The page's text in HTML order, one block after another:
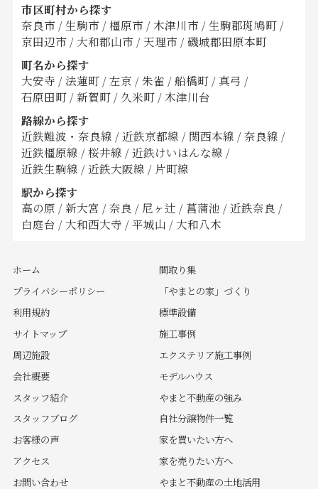
市区町村から探す
奈良市 / 生駒市 / 橿原市 / 木津川市 / 生駒郡斑鳩町 /
京田辺市 / 大和郡山市 / 天理市 / 磯城郡田原本町
町名から探す
大安寺 / 法蓮町 / 左京 / 朱雀 / 船橋町 / 真弓 /
石原田町 / 新賀町 / 久米町 / 木津川台
路線から探す
近鉄難波・奈良線 / 近鉄京都線 / 関西本線 / 奈良線 /
近鉄橿原線 / 桜井線 / 近鉄けいはんな線 /
近鉄生駒線 / 近鉄大阪線 / 片町線
駅から探す
高の原 / 新大宮 / 奈良 / 尼ヶ辻 / 菖蒲池 / 近鉄奈良 /
白庭台 / 大和西大寺 / 平城山 / 大和八木
ホーム
プライバシーポリシー
利用規約
サイトマップ
周辺施設
会社概要
スタッフ紹介
スタッフブログ
お客様の声
アクセス
お問い合わせ
間取り集
「やまとの家」づくり
標準設備
施工事例
エクステリア施工事例
モデルハウス
やまと不動産の強み
自社分譲物件一覧
家を買いたい方へ
家を売りたい方へ
やまと不動産の土地活用